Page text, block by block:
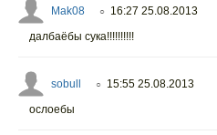
Mak08 ○ 16:27 25.08.2013
далбаёбы сука!!!!!!!!!!
sobull ○ 15:55 25.08.2013
ослоебы